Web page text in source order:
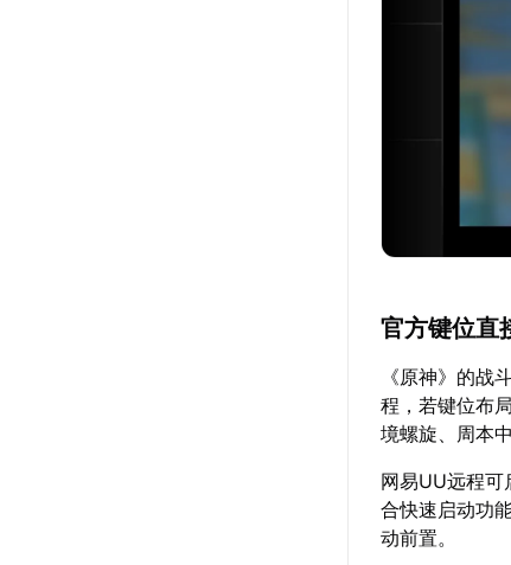
官方键位直
《原神》的
程，若键位布
境螺旋、周本
网易UU远程
合快速启动功
动前置。